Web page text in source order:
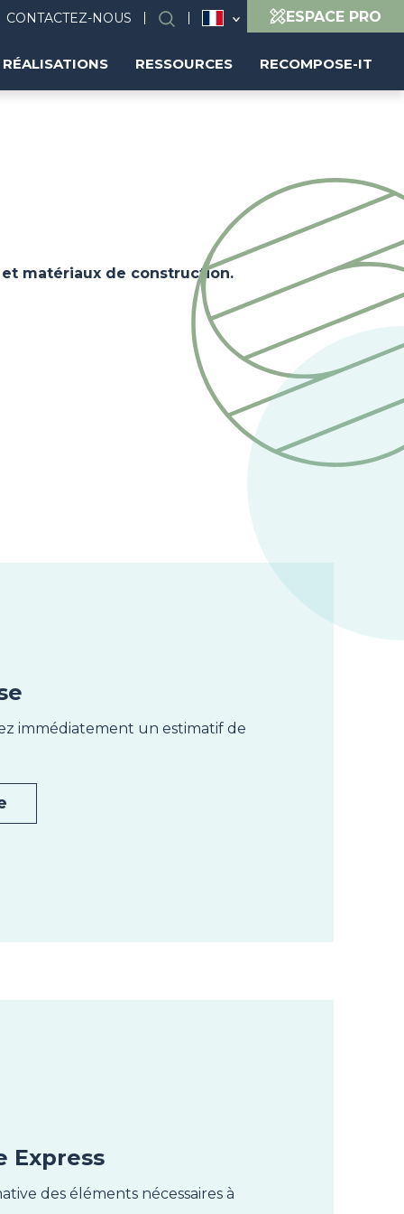
CONTACTEZ-NOUS Rechercher ESPACE PRO
RÉALISATIONS RESSOURCES RECOMPOSE-IT
matériaux de construction.
immédiatement un estimatif de
Express
des éléments nécessaires à